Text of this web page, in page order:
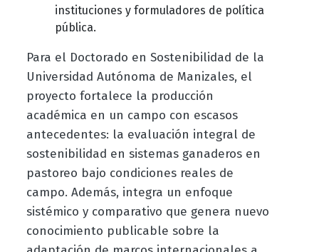
instituciones y formuladores de política
pública.
Para el Doctorado en Sostenibilidad de la
Universidad Autónoma de Manizales, el
proyecto fortalece la producción
académica en un campo con escasos
antecedentes: la evaluación integral de
sostenibilidad en sistemas ganaderos en
pastoreo bajo condiciones reales de
campo. Además, integra un enfoque
sistémico y comparativo que genera nuevo
conocimiento publicable sobre la